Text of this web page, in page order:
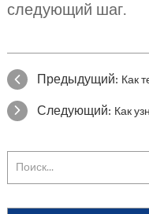
следующий шаг.
Предыдущий: Как
Следующий: Как узнать,